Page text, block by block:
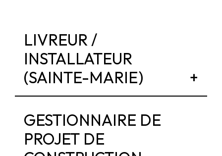
LIVREUR /
INSTALLATEUR
(SAINTE-MARIE)
GESTIONNAIRE DE
PROJET DE